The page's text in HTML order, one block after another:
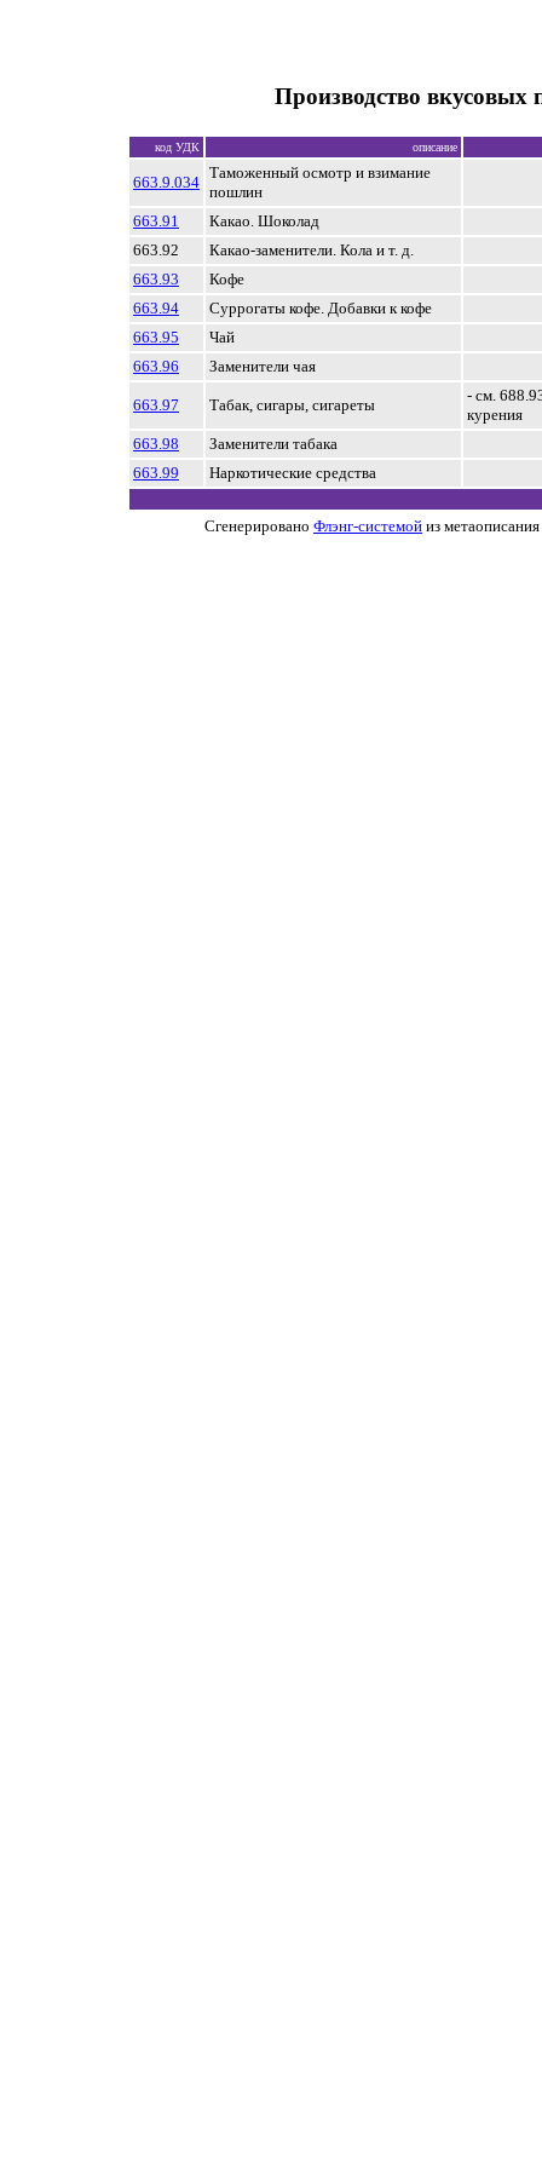
Производство вкусовых
код УДК описание
663.9.034
Таможенный осмотр и взимание
пошлин
663.91
Какао. Шоколад
663.92
Какао-заменители. Кола и т. д.
663.93
Кофе
663.94
Суррогаты кофе. Добавки к кофе
663.95
Чай
663.96
Заменители чая
663.97 Табак, сигары, сигареты
- см.
курения
663.98
Заменители табака
663.99
Наркотические средства
Сгенерировано Флэнг-системой из